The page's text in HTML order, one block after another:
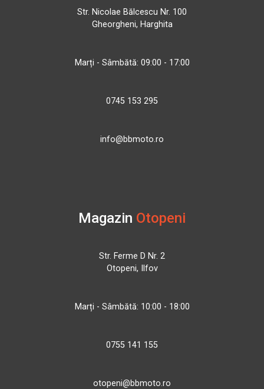
Str. Nicolae Bălcescu Nr. 100
Gheorgheni, Harghita
Marți - Sâmbătă: 09:00 - 17:00
0745 153 295
info@bbmoto.ro
Magazin Otopeni
Str. Ferme D Nr. 2
Otopeni, Ilfov
Marți - Sâmbătă: 10:00 - 18:00
0755 141 155
otopeni@bbmoto.ro